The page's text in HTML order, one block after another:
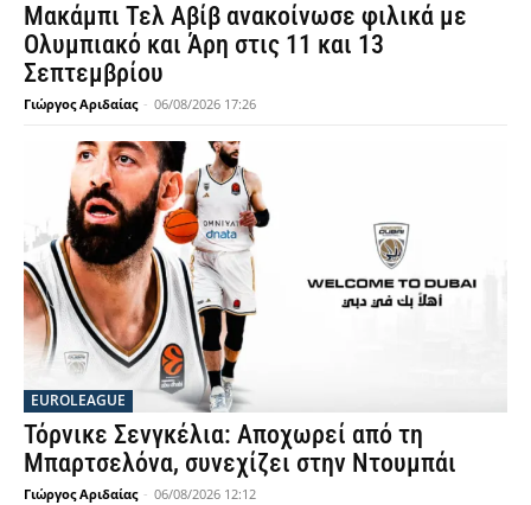
Μακάμπι Τελ Αβίβ ανακοίνωσε φιλικά με
Ολυμπιακό και Άρη στις 11 και 13
Σεπτεμβρίου
Γιώργος Αριδαίας - 06/08/2026 17:26
EUROLEAGUE
Τόρνικε Σενγκέλια: Αποχωρεί από τη
Μπαρτσελόνα, συνεχίζει στην Ντουμπάι
Γιώργος Αριδαίας - 06/08/2026 12:12